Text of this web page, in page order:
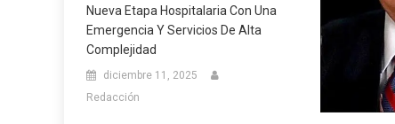
Nueva Etapa Hospitalaria Con Una
Emergencia Y Servicios De Alta
Complejidad
diciembre 11, 2025
Redacción